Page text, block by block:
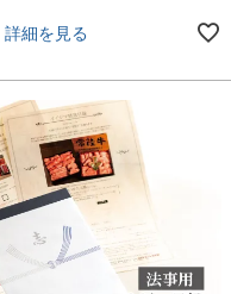
詳細を見る